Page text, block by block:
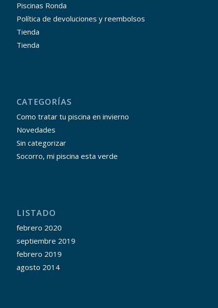
Piscinas Ronda
Política de devoluciones y reembolsos
Tienda
Tienda
CATEGORÍAS
Como tratar tu piscina en invierno
Novedades
Sin categorizar
Socorro, mi piscina esta verde
LISTADO
febrero 2020
septiembre 2019
febrero 2019
agosto 2014